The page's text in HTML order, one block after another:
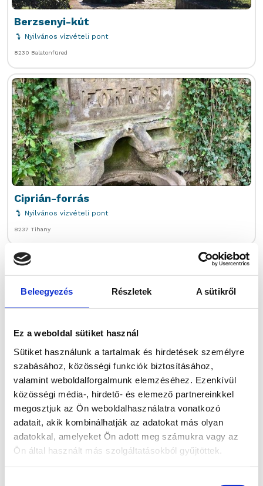
Beleegyezés Részletek A sütikről
Ez a weboldal sütiket használ
Sütiket használunk a tartalmak és hirdetések személyre
szabásához, közösségi funkciók biztosításához,
valamint weboldalforgalmunk elemzéséhez. Ezenkívül
közösségi média-, hirdető- és elemező partnereinkkel
megosztjuk az Ön weboldalhasználatra vonatkozó
adatait, akik kombinálhatják az adatokat más olyan
adatokkal, amelyeket Ön adott meg számukra vagy az
Ön által használt más szolgáltatásokból gyűjtöttek.
Berzsenyi-kút
Nyilvános vízvételi pont
8230 Balatonfüred
Ciprián-forrás
Nyilvános vízvételi pont
8237 Tihany
Csap poi-
Nyilvános vízvételi pont